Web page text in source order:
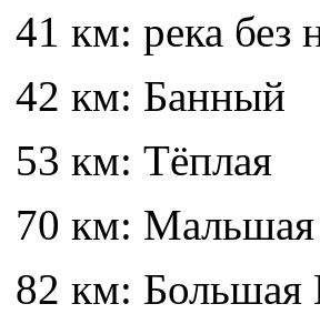
41 км: река без
42 км: Банный
53 км: Тёплая
70 км: Мальшая
82 км: Большая